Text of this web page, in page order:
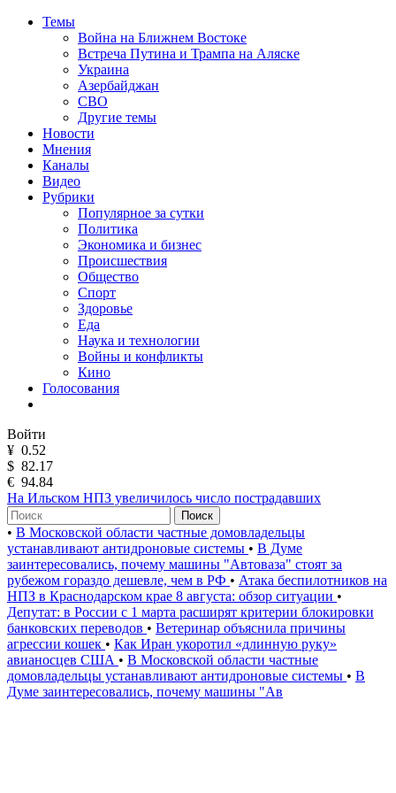
Темы
Война на Ближнем Востоке
Встреча Путина и Трампа на Аляске
Украина
Азербайджан
СВО
Другие темы
Новости
Мнения
Каналы
Видео
Рубрики
Популярное за сутки
Политика
Экономика и бизнес
Происшествия
Общество
Спорт
Здоровье
Еда
Наука и технологии
Войны и конфликты
Кино
Голосования
Войти
¥ 0.52
$ 82.17
€ 94.84
На Ильском НПЗ увеличилось число пострадавших
Поиск
• В Московской области частные домовладельцы
устанавливают антидроновые системы • В Думе
заинтересовались, почему машины "Автоваза" стоят за
рубежом гораздо дешевле, чем в РФ • Атака беспилотников на
НПЗ в Краснодарском крае 8 августа: обзор ситуации •
Депутат: в России с 1 марта расширят критерии блокировки
банковских переводов • Ветеринар объяснила причины
агрессии кошек • Как Иран укоротил «длинную руку»
авианосцев США • В Московской области частные
домовладельцы устанавливают антидроновые системы • В
Думе заинтересовались, почему машины "Ав